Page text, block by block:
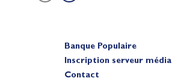
Banque Populaire
Inscription serveur média
Contact